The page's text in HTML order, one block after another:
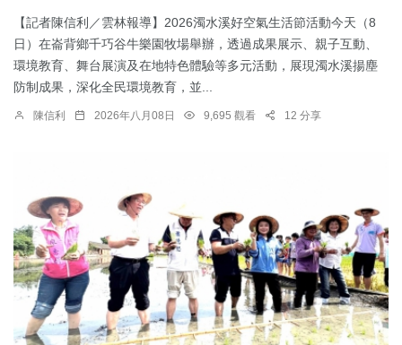
【記者陳信利／雲林報導】2026濁水溪好空氣生活節活動今天（8
日）在崙背鄉千巧谷牛樂園牧場舉辦，透過成果展示、親子互動、
環境教育、舞台展演及在地特色體驗等多元活動，展現濁水溪揚塵
防制成果，深化全民環境教育，並...
陳信利 2026年八月08日 9,695 觀看 12 分享